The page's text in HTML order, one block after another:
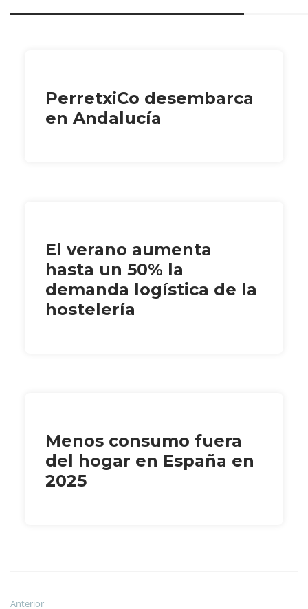
PerretxiCo desembarca
en Andalucía
El verano aumenta
hasta un 50% la
demanda logística de la
hostelería
Menos consumo fuera
del hogar en España en
2025
Anterior